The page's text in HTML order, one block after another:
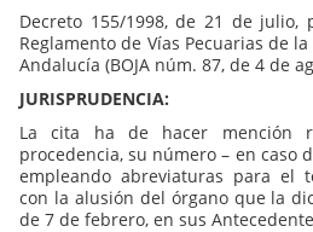
Decreto 155/1998, de 21 de
Reglamento de Vías Pecuarias de
Andalucía (BOJA núm. 87, de 4 de
JURISPRUDENCIA:
La cita ha de hacer mención
procedencia, su número – en caso
empleando abreviaturas para el
con la alusión del órgano que la
de 7 de febrero, en sus